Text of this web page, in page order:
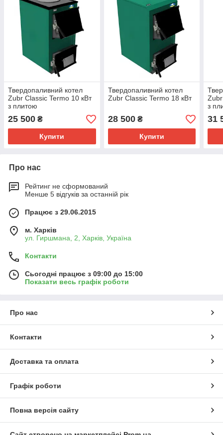
Твердопаливний котел
Zubr Classic Termo 10 кВт
з плитою
25 500 ₴
Купити
Твердопаливний котел
Zubr Classic Termo 18 кВт
28 500₴
Купити
з
31
Про нас
Рейтинг не сформований
Менше 5 відгуків за останній рік
Працює з 29.06.2015
м. Харків
ул. Гиршмана, 2, Харків, Україна
Контакти
Сьогодні працює з 09:00 до 15:00
Показати весь графік роботи
Про нас
Контакти
Доставка та оплата
Графік роботи
Повна версія сайту